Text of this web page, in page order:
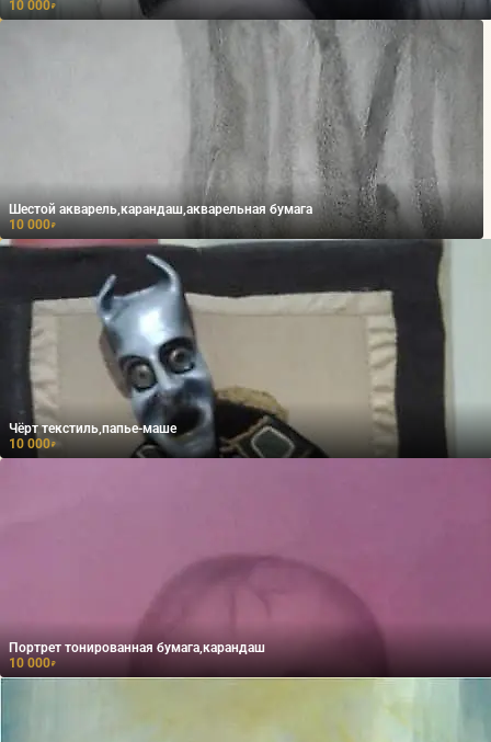
10 000₽
Шестой акварель,карандаш,акварельная бумага
10 000₽
Чёрт текстиль,папье-маше
10 000₽
Портрет тонированная бумага,карандаш
10 000₽